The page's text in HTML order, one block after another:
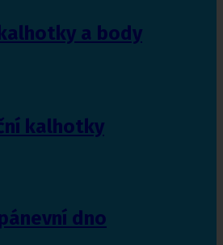
a body
kalhotky
dno